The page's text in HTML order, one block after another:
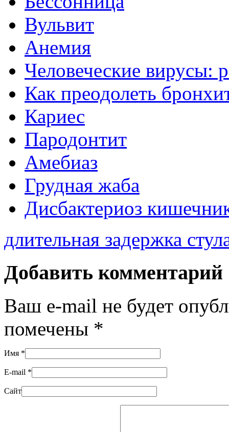
Вульвит
Анемия
Человеческие вирусы:
Как преодолеть
Кариес
Пародонтит
Амебиаз
Грудная жаба
Дисбактериоз
длительная задержка
Добавить комментарий
Ваш e-mail не будет
помечены *
Имя *
E-mail *
Сайт